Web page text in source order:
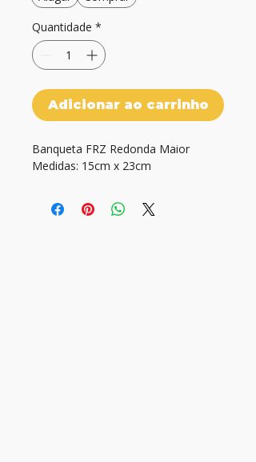
Quantidade *
Adicionar ao carrinho
Banqueta FRZ Redonda Maior
Medidas: 15cm x 23cm